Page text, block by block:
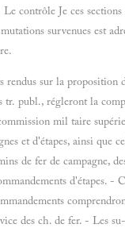
contrôle Je ces sections
survenues est
sur la proposition
tr. publ., régleront la
mil taire
et d'étapes, ainsi que
de fer de campagne,
d'étapes. -
des ch. de fer. - Les